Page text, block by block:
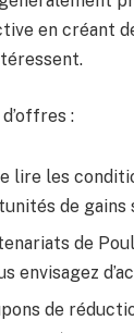
en créant
:
lire les
de gains
de
envisagez
de